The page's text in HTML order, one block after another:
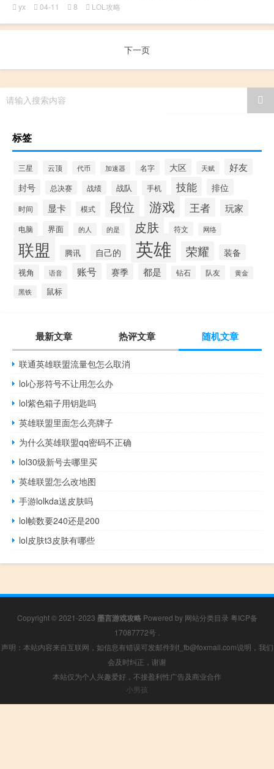
yx 04-11 8 LOL攻略
下一页
请输入搜索内容
标签
三星 云顶 代币 加速器 名字 大区 天赋 好友
封号 总决赛 战绩 战队 手机 技能 排位
时间 显卡 模式 段位 游戏 王者 玩家
电脑 界面 的人 的是 皮肤 符文 网络
联盟 腾讯 自己的 英雄 荣耀 装备
视角 语音 账号 赛季 都是 钻石 队友 黄金
黑铁 鼠标
最新文章 热评文章 随机文章
联通英雄联盟流量包怎么取消
lol心形符号不让用怎么办
lol紫色箱子用钥匙吗
英雄联盟里面怎么亮牌子
为什么英雄联盟qq密码不正确
lol30级新号去哪里买
英雄联盟怎么改地图
手游lolkda送皮肤吗
lol帧数要240还是200
lol皮肤t3皮肤有哪些
Copyright © 2021-2023 墨言游戏攻略Powered by 网站分类目录 粤ICP备
17087772号
声明：本站内容来自互联网，如信息有错误可发邮件到f_fb@foxmail.com说明，我们
会及时纠正，谢谢
本站仅为个人兴趣爱好，不接盈利性广告及商业合作
小男孩